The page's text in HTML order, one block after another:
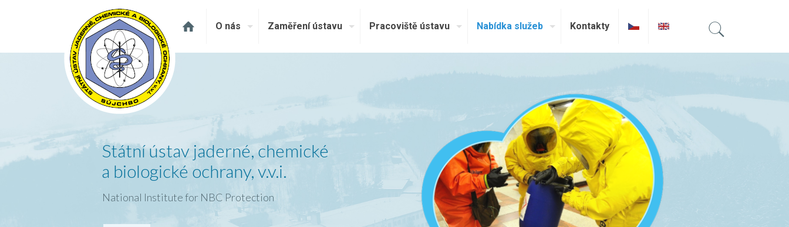
O nás Zaměření ústavu Pracoviště ústavu Nabídka služeb Kontakty
Státní ústav jaderné, chemické
a biologické ochrany, v.v.i.
National Institute for NBC Protection